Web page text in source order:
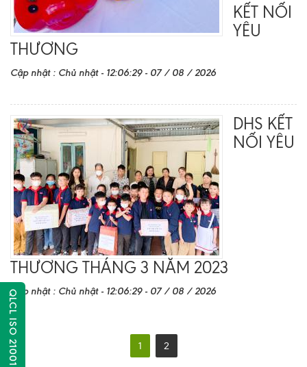
KẾT NỐI
YÊU
THƯƠNG
Cập nhật : Chủ nhật - 12:06:29 - 07 / 08 / 2026
DHS KẾT
NỐI YÊU
THƯƠNG THÁNG 3 NĂM 2023
Cập nhật : Chủ nhật - 12:06:29 - 07 / 08 / 2026
1 2
QLCL ISO 21001